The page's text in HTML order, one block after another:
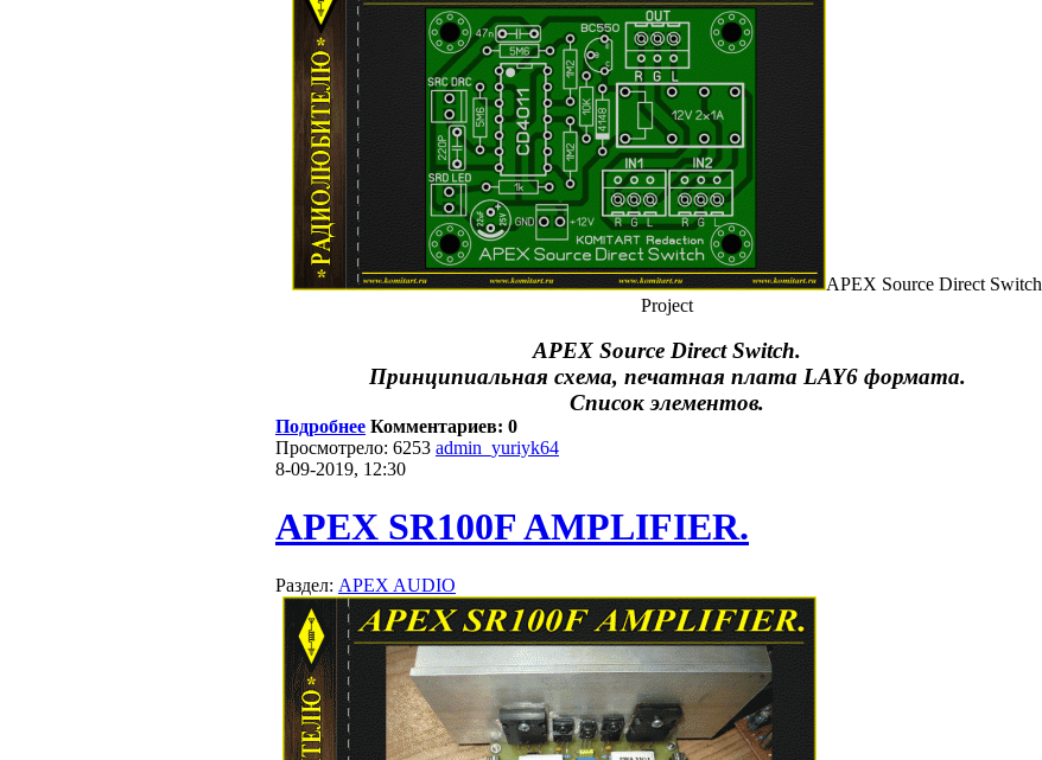
APEX Source Direct Switch
Project
APEX Source Direct Switch.
Принципиальная схема, печатная плата LAY6 формата.
Список элементов.
Подробнее Комментариев: 0
Просмотрело: 6253 admin_yuriyk64
8-09-2019, 12:30
APEX SR100F AMPLIFIER.
Раздел: APEX AUDIO